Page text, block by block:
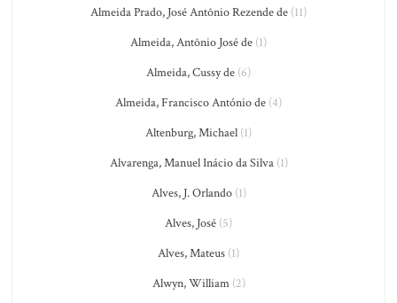
Almeida Prado, José Antônio Rezende de (11)
Almeida, Antônio José de (1)
Almeida, Cussy de (6)
Almeida, Francisco António de (4)
Altenburg, Michael (1)
Alvarenga, Manuel Inácio da Silva(1)
Alves, J. Orlando(1)
Alves, José (5)
Alves, Mateus (1)
Alwyn, William(2)